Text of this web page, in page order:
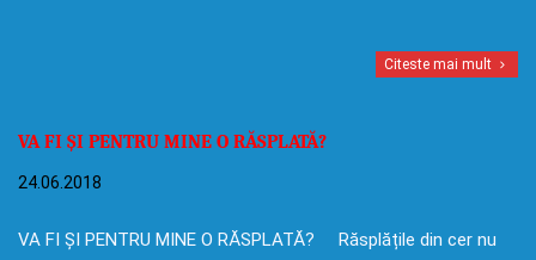
Citeste mai mult
VA FI ȘI PENTRU MINE O RĂSPLATĂ?
24.06.2018
VA FI ȘI PENTRU MINE O RĂSPLATĂ? Răsplățile din cer nu